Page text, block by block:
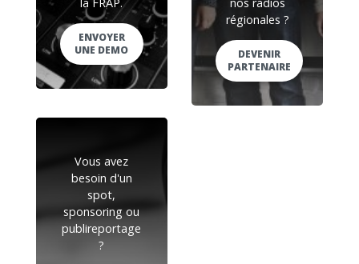
ENVOYER
UNE DEMO
régionales ?
DEVENIR
PARTENAIRE
Vous avez
besoin d'un
spot,
sponsoring ou
publireportage
?